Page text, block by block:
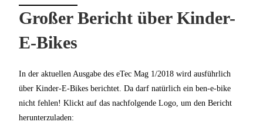
Großer Bericht über Kinder-
E-Bikes
In der aktuellen Ausgabe des eTec Mag 1/2018 wird ausführlich
über Kinder-E-Bikes berichtet. Da darf natürlich ein ben-e-bike
nicht fehlen! Klickt auf das nachfolgende Logo, um den Bericht
herunterzuladen: